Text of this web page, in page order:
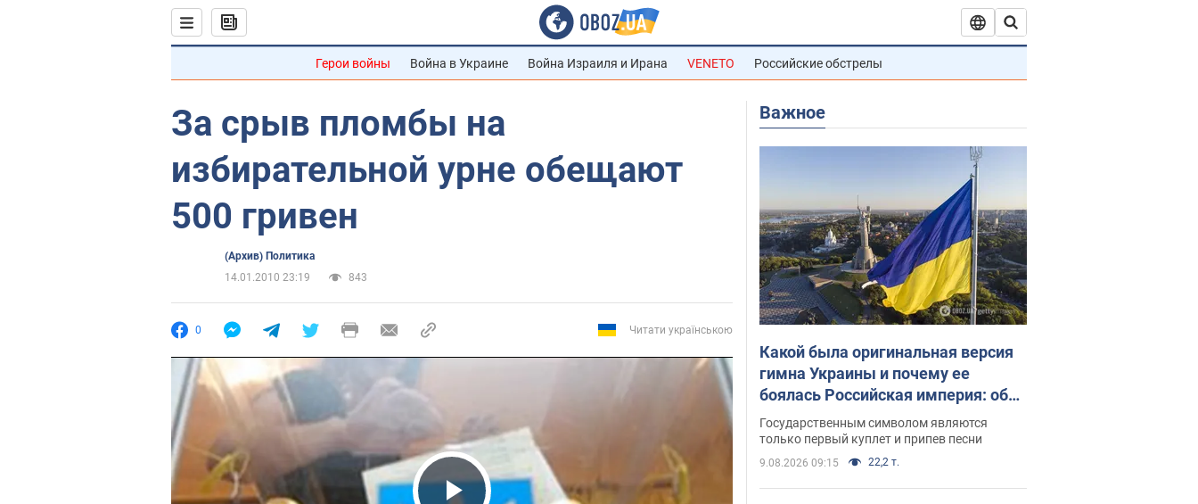
Герои войны Война в Украине Война Израиля и Ирана VENETO Российские обстрелы
За срыв пломбы на
избирательной урне обещают
500 гривен
(Архив) Политика
14.01.2010 23:19
843
0 Читати українською
Важное
Какой была оригинальная версия
гимна Украины и почему ее
боялась Российская империя: об
этом не рассказывают в школе
Государственным символом являются
только первый куплет и припев песни
9.08.2026 09:15 22,2 т.